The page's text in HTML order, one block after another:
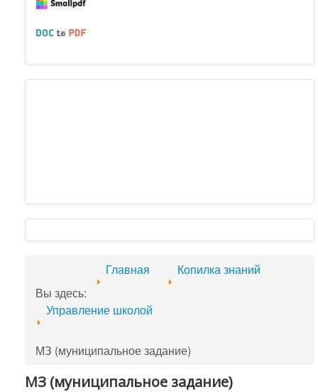
Вы здесь:
Главная Копилка знаний
Управление школой
МЗ (муниципальное задание)
МЗ (муниципальное задание)